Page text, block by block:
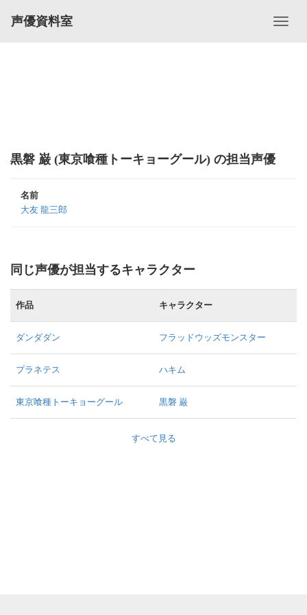
声優資料室
黒磐 巌 (東京喰種トーキョーグール) の担当声優
名前
大友 龍三郎
同じ声優が担当するキャラクター
作品 キャラクター
ダンダダン フラッドウッズモンスター
プラネテス ハキム
東京喰種トーキョーグール 黒磐 巌
すべて見る